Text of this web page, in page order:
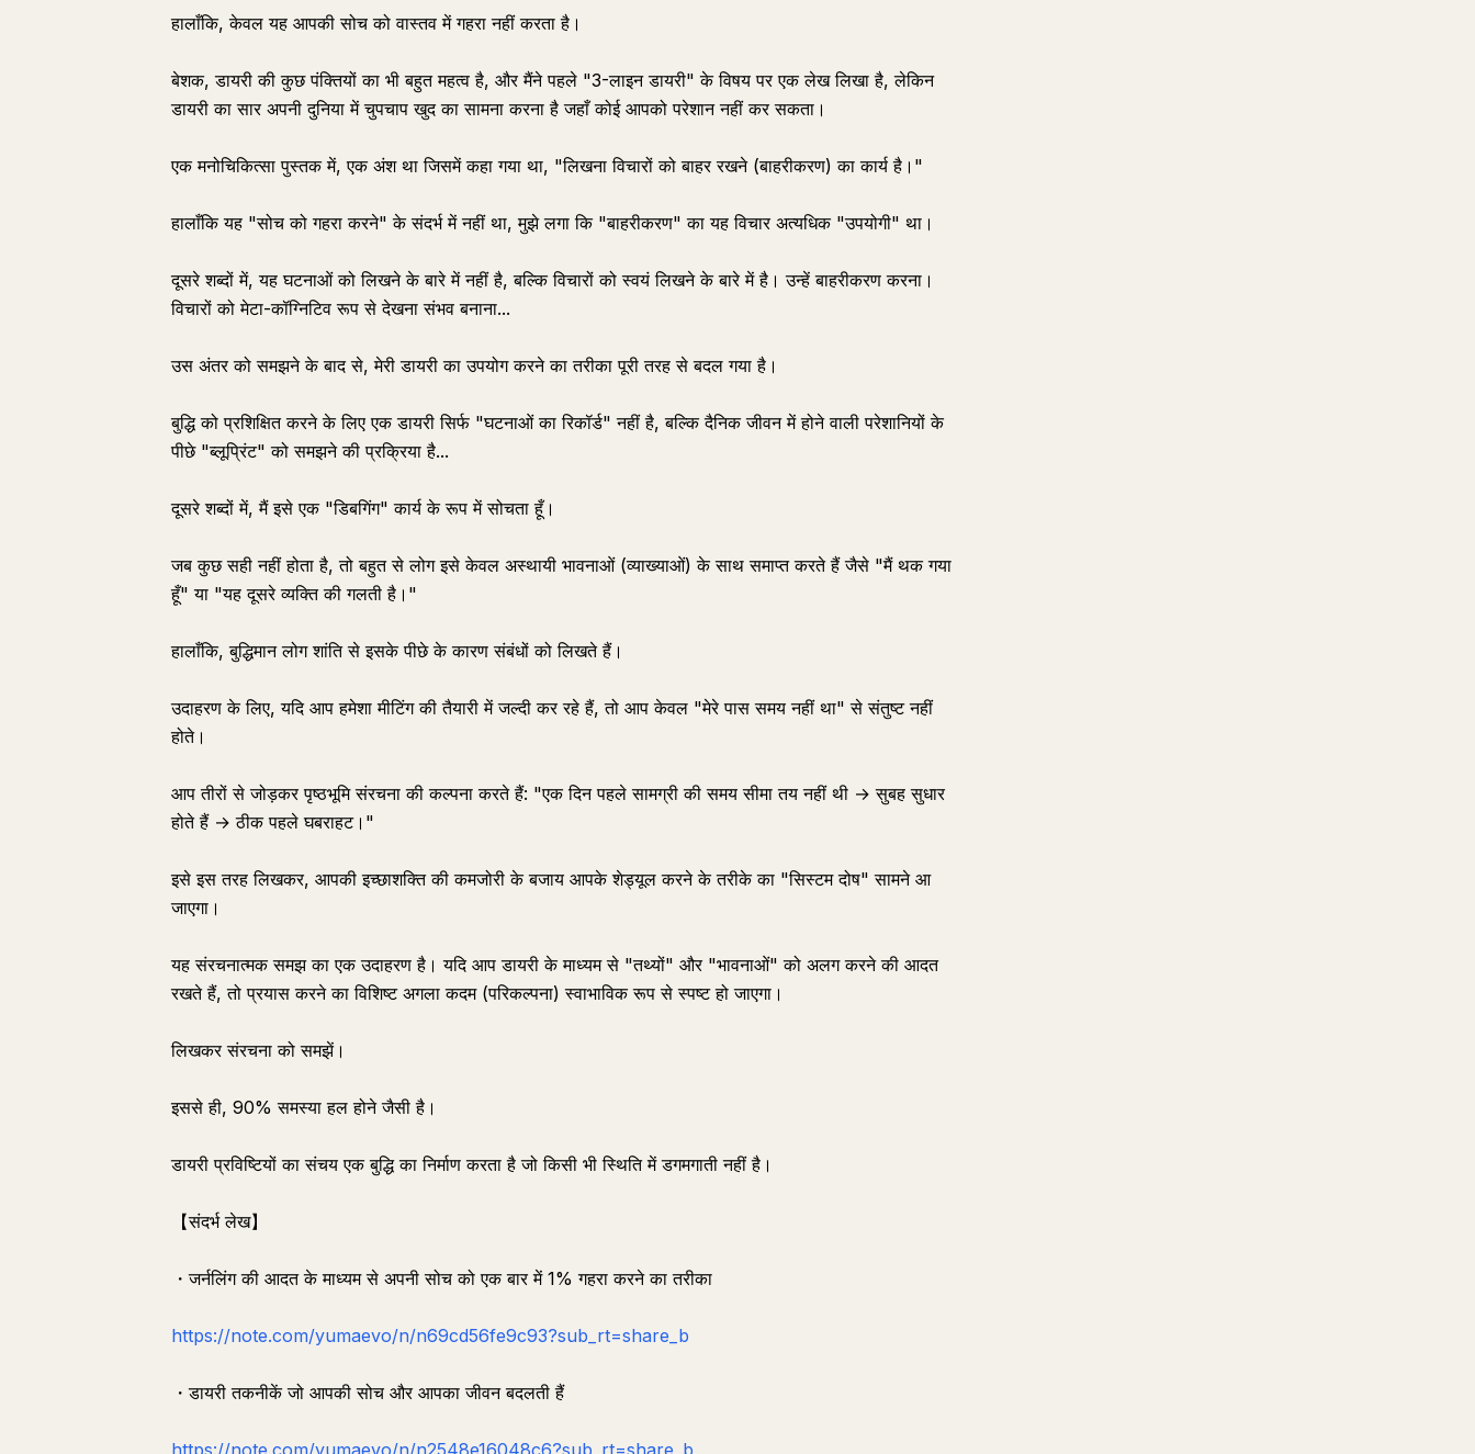
हालाँकि, केवल यह आपकी सोच को वास्तव में गहरा नहीं करता है।
बेशक, डायरी की कुछ पंक्तियों का भी बहुत महत्व है, और मैंने पहले "3-लाइन डायरी" के विषय पर एक लेख लिखा है, लेकिन
डायरी का सार अपनी दुनिया में चुपचाप खुद का सामना करना है जहाँ कोई आपको परेशान नहीं कर सकता।
एक मनोचिकित्सा पुस्तक में, एक अंश था जिसमें कहा गया था, "लिखना विचारों को बाहर रखने (बाहरीकरण) का कार्य है।"
हालाँकि यह "सोच को गहरा करने" के संदर्भ में नहीं था, मुझे लगा कि "बाहरीकरण" का यह विचार अत्यधिक "उपयोगी" था।
दूसरे शब्दों में, यह घटनाओं को लिखने के बारे में नहीं है, बल्कि विचारों को स्वयं लिखने के बारे में है। उन्हें बाहरीकरण करना।
विचारों को मेटा-कॉग्निटिव रूप से देखना संभव बनाना...
उस अंतर को समझने के बाद से, मेरी डायरी का उपयोग करने का तरीका पूरी तरह से बदल गया है।
बुद्धि को प्रशिक्षित करने के लिए एक डायरी सिर्फ "घटनाओं का रिकॉर्ड" नहीं है, बल्कि दैनिक जीवन में होने वाली परेशानियों के
पीछे "ब्लूप्रिंट" को समझने की प्रक्रिया है...
दूसरे शब्दों में, मैं इसे एक "डिबगिंग" कार्य के रूप में सोचता हूँ।
जब कुछ सही नहीं होता है, तो बहुत से लोग इसे केवल अस्थायी भावनाओं (व्याख्याओं) के साथ समाप्त करते हैं जैसे "मैं थक गया
हूँ" या "यह दूसरे व्यक्ति की गलती है।"
हालाँकि, बुद्धिमान लोग शांति से इसके पीछे के कारण संबंधों को लिखते हैं।
उदाहरण के लिए, यदि आप हमेशा मीटिंग की तैयारी में जल्दी कर रहे हैं, तो आप केवल "मेरे पास समय नहीं था" से संतुष्ट नहीं
होते।
आप तीरों से जोड़कर पृष्ठभूमि संरचना की कल्पना करते हैं: "एक दिन पहले सामग्री की समय सीमा तय नहीं थी → सुबह सुधार
होते हैं → ठीक पहले घबराहट।"
इसे इस तरह लिखकर, आपकी इच्छाशक्ति की कमजोरी के बजाय आपके शेड्यूल करने के तरीके का "सिस्टम दोष" सामने आ
जाएगा।
यह संरचनात्मक समझ का एक उदाहरण है। यदि आप डायरी के माध्यम से "तथ्यों" और "भावनाओं" को अलग करने की आदत
रखते हैं, तो प्रयास करने का विशिष्ट अगला कदम (परिकल्पना) स्वाभाविक रूप से स्पष्ट हो जाएगा।
लिखकर संरचना को समझें।
इससे ही, 90% समस्या हल होने जैसी है।
डायरी प्रविष्टियों का संचय एक बुद्धि का निर्माण करता है जो किसी भी स्थिति में डगमगाती नहीं है।
【संदर्भ लेख】
・जर्नलिंग की आदत के माध्यम से अपनी सोच को एक बार में 1% गहरा करने का तरीका
https://note.com/yumaevo/n/n69cd56fe9c93?sub_rt=share_b
・डायरी तकनीकें जो आपकी सोच और आपका जीवन बदलती हैं
https://note.com/yumaevo/n/n2548e16048c6?sub_rt=share_b